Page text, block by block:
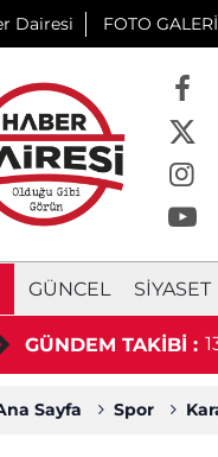
Dairesi FOTO GALERİ
GÜNCEL SIYASET
GÜNDEM TAKİBİ :
sürüyor
Sayfa Spor